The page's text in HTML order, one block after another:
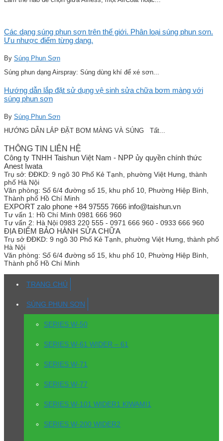
Các dạng súng phun sơn trên thế giới. Phân loại súng phun sơn.
Ưu nhược điểm từng dạng.
By Súng Phun Sơn
Súng phun dạng Airspray: Súng dùng khí để xé sơn...
Hướng dẫn lắp đặt sử dụng vệ sinh sửa chữa bơm màng với
súng phun sơn
By Súng Phun Sơn
HƯỚNG DẪN LẮP ĐẶT BƠM MÀNG VÀ SÚNG Tất...
THÔNG TIN LIÊN HỆ
Công ty TNHH Taishun Việt Nam - NPP ủy quyền chính thức
Anest Iwata
Trụ sở: ĐĐKD: 9 ngõ 30 Phố Kẻ Tạnh, phường Việt Hưng, thành
phố Hà Nội
Văn phòng: Số 6/4 đường số 15, khu phố 10, Phường Hiệp Bình,
Thành phố Hồ Chí Minh
EXPORT zalo phone +84 97555 7666 info@taishun.vn
Tư vấn 1: Hồ Chí Minh 0981 666 960
Tư vấn 2: Hà Nội 0983 220 555 - 0971 666 960 - 0933 666 960
ĐỊA ĐIỂM BẢO HÀNH SỬA CHỮA
Trụ sở ĐĐKD: 9 ngõ 30 Phố Kẻ Tạnh, phường Việt Hưng, thành phố
Hà Nội
Văn phòng: Số 6/4 đường số 15, khu phố 10, Phường Hiệp Bình,
Thành phố Hồ Chí Minh
TRANG CHỦ
SÚNG PHUN SƠN
SERIES W-50
SERIES W-61 WIDER – 61
SERIES W-71
SERIES W-77
SERIES W-101 WIDER1 KIWAMI1
SERIES W-200 WIDER2